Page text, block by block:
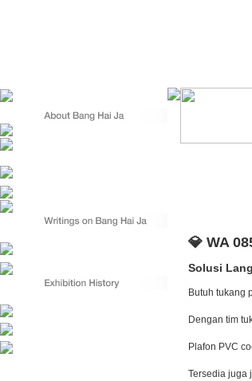
💎 WA
Solusi
Butuh tukang
Dengan tim
Plafon PVC
Tersedia juga